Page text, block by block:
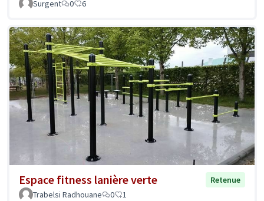
Surgent
0 6
Espace fitness lanière verte
Retenue
Trabelsi Radhouane
0 1